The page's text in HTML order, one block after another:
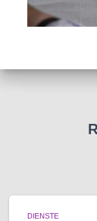
DIENSTE